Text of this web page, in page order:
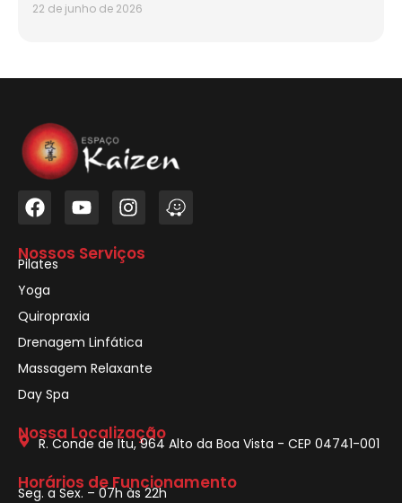
22 de junho de 2026
Nossos Serviços
Pilates
Yoga
Quiropraxia
Drenagem Linfática
Massagem Relaxante
Day Spa
Nossa Localização
R. Conde de Itu, 964 Alto da Boa Vista - CEP 04741-001
Horários de Funcionamento
Seg. a Sex. – 07h às 22h